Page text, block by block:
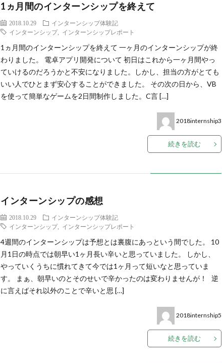
1ヵ月間のインターンシップを終えて
2018.10.29
インターンシップ体験記
インターンシップ, インターンシップレポート
1ヵ月間のインターンシップを終えて 一ヶ月のインターンシップが終
わりました。 電卓アプリ開発について 初日はこれから一ヶ月間やっ
ていけるのだろうかと不安になりました。しかし、担当の方がとても
いい人でひとまず安心することができました。 その次の日から、VB
を使って簡単なゲームを2日間制作しました。C言 […]
2018internship3
続きを読む
インターンシップの感想
2018.10.29
インターンシップ体験記
インターンシップ, インターンシップレポート
4週間のインターンシップは予想とは裏腹にあっという間でした。 10
月1日の時点では朝早い1ヶ月長い辛いと思っていました。 しかし、
やっていくうちに慣れてきて今では1ヶ月って短いなと思っていま
す。 まぁ、朝早いのとそのせいで辛かったのは変わりませんが！ 逆
に言えばそれ以外のことで辛いと思 […]
2018internship5
続きを読む